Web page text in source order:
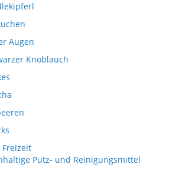
Augen
Knoblauch
Putz- und Reinigungsmittel